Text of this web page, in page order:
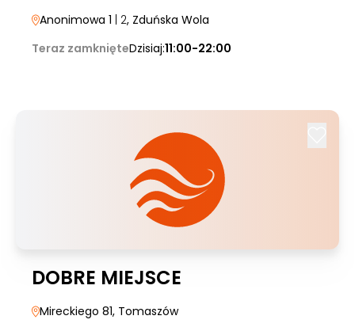
Anonimowa 1 | 2, Zduńska Wola
Teraz zamknięteDzisiaj:11:00-22:00
DOBRE MIEJSCE
Mireckiego 81, Tomaszów